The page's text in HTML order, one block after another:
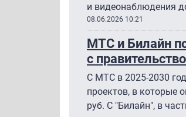
и видеонаблюдения
08.06.2026 10:21
МТС и Билайн
с
С МТС в 2025-2030
проектов, в которые
руб. С "Билайн", в